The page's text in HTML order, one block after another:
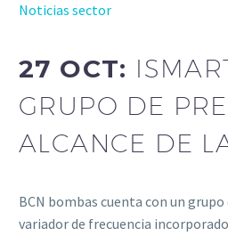
Noticias sector
27 OCT:
GRUPO DE
ALCANCE DE
BCN bombas cuenta con un
variador de frecuencia